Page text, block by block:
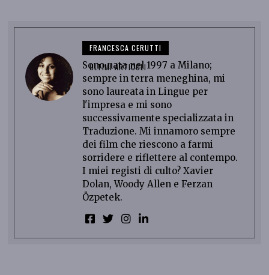
FRANCESCA CERUTTI
ULTIMI ARTICOLI
Sono nata nel 1997 a Milano;
sempre in terra meneghina, mi
sono laureata in Lingue per
l'impresa e mi sono
successivamente specializzata in
Traduzione. Mi innamoro sempre
dei film che riescono a farmi
sorridere e riflettere al contempo.
I miei registi di culto? Xavier
Dolan, Woody Allen e Ferzan
Özpetek.